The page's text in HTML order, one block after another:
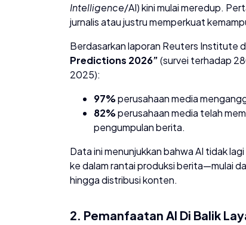
Intelligence/AI) kini mulai meredup.
jurnalis atau justru memperkuat
​Berdasarkan laporan Reuters Institute
Predictions 2026”(survei terhadap
2025):
97%perusahaan media
82%perusahaan media telah
pengumpulan berita.
​Data ini menunjukkan bahwa AI tidak
ke dalam rantai produksi berita—mulai
hingga distribusi konten.
​2. Pemanfaatan AI Di Balik